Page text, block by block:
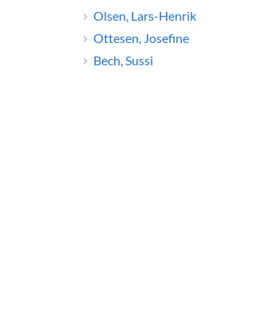
Olsen, Lars-Henrik
Ottesen, Josefine
Bech, Sussi